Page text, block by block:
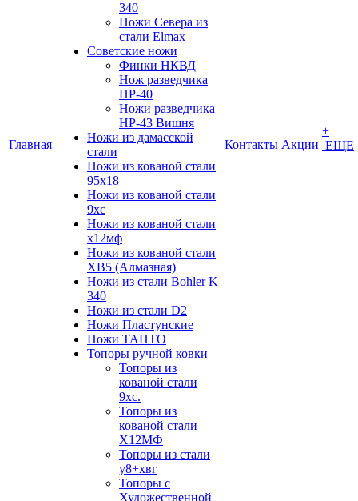
Главная
340
Ножи Севера из
стали Elmax
Советские ножи
Финки НКВД
Нож разведчика
НР-40
Ножи разведчика
НР-43 Вишня
Ножи из дамасской
стали
Ножи из кованой стали
95х18
Ножи из кованой стали
9хс
Ножи из кованой стали
х12мф
Ножи из кованой стали
ХВ5 (Алмазная)
Ножи из стали Bohler K
340
Ножи из стали D2
Ножи Пластунские
Ножи ТАНТО
Топоры ручной ковки
Топоры из
кованой стали
9хс.
Топоры из
кованой стали
Х12МФ
Топоры из стали
у8+хвг
Топоры с
Художественной
Контакты Акции
+
ЕЩЕ